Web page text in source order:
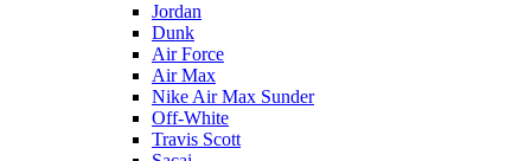
Jordan
Dunk
Air Force
Air Max
Nike Air Max Sunder
Off-White
Travis Scott